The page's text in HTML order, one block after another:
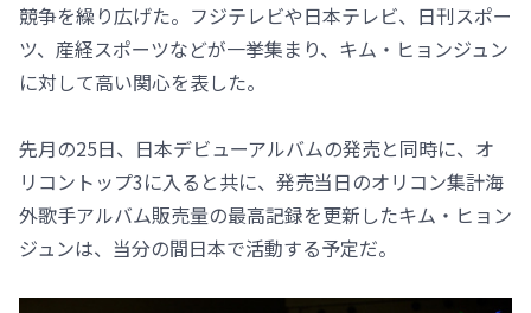
競争を繰り広げた。フジテレビや日本テレビ、日刊スポー
ツ、産経スポーツなどが一挙集まり、キム・ヒョンジュン
に対して高い関心を表した。
先月の25日、日本デビューアルバムの発売と同時に、オ
リコントップ3に入ると共に、発売当日のオリコン集計海
外歌手アルバム販売量の最高記録を更新したキム・ヒョン
ジュンは、当分の間日本で活動する予定だ。